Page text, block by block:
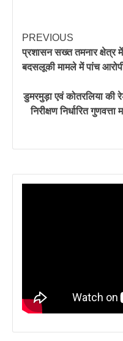
PREVIOUS
प्रशासन सख्त तमनार क्षेत्र
बदसलूकी मामले में पांच आरोपी
डुमरमुड़ा एवं कोतरलिया की
निरीक्षण निर्धारित